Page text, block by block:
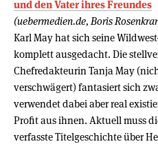
und den Vater ihres Freundes
(uebermedien.de, Boris
Karl May hat sich seine
komplett ausgedacht. Die
Chefredakteurin Tanja May
verschwägert) fantasiert sich
verwendet dabei aber real
Profit aus ihnen. Aktuell muss
verfasste Titelgeschichte über